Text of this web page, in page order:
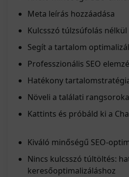
Meta leírás hozzáadása
Kulcsszó túlzsúfolás nélkül
Segít a tartalom
Professzionális SEO
Hatékony
Növeli a találati
Kattints és próbáld ki a
Kiváló minőségű SEO-
Nincs kulcsszó túltöltés:
keresőoptimalizáláshoz